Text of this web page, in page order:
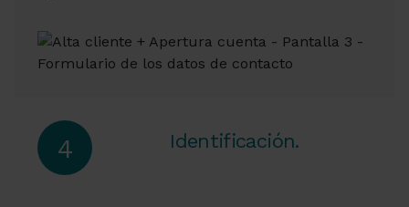
4 Identificación.